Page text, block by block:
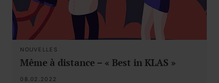
NOUVELLES
Même à distance – « Best in KLAS »
08.02.2022